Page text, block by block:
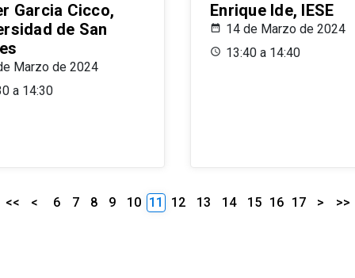
Garcia Cicco,
de San
Marzo de 2024
a 14:30
Enrique Ide, IESE
14 de Marzo de 2024
13:40 a 14:40
<< < 6 7 8 9 10 11 12 13 14 15 16 17 > >>